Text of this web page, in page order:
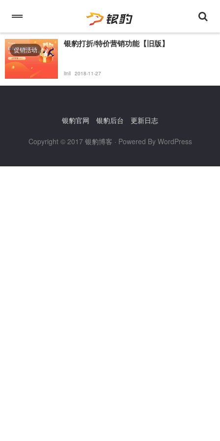
促销活动
银豹打折/特价营销功能【旧版】
linll 2018-11-27
银豹官网 银豹后台 更新日志
Copyright © 2017 银豹博客 · Powered By WordPress